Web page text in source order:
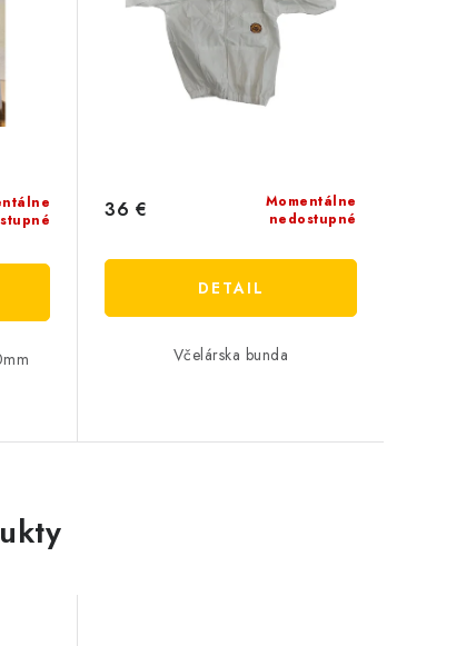
Momentálne
nedostupné
36 €
DETAIL
Včelárska bunda